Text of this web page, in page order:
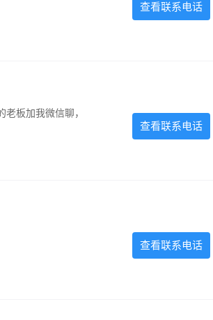
查看联系电话
板加我微信聊，
查看联系电话
查看联系电话